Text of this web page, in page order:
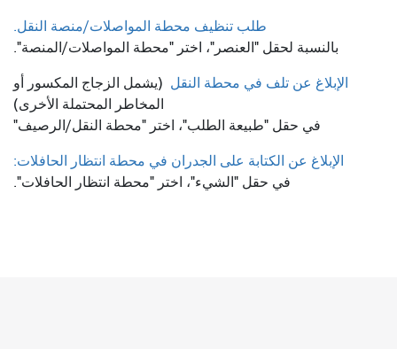
طلب تنظيف محطة المواصلات/منصة النقل.
بالنسبة لحقل "العنصر"، اختر "محطة المواصلات/المنصة".
الإبلاغ عن تلف في محطة النقل (يشمل الزجاج المكسور أو
المخاطر المحتملة الأخرى)
في حقل "طبيعة الطلب"، اختر "محطة النقل/الرصيف"
الإبلاغ عن الكتابة على الجدران في محطة انتظار الحافلات:
في حقل "الشيء"، اختر "محطة انتظار الحافلات".